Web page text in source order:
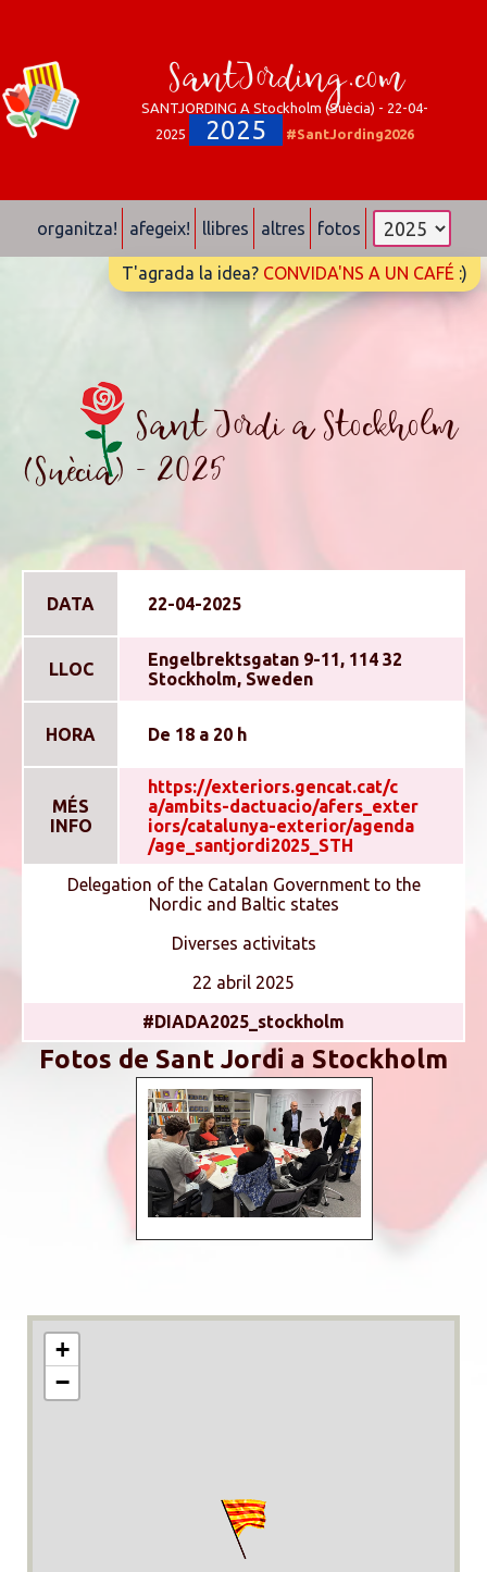
SantJording.com
SANTJORDING A Stockholm (Suècia) - 22-04-
2025
2025 #SantJording2026
organitza! afegeix! llibres altres fotos
T'agrada la idea? CONVIDA'NS A UN CAFÉ :)
Sant Jordi a Stockholm
(Suècia) - 2025
DATA 22-04-2025
LLOC
Engelbrektsgatan 9-11, 114 32
Stockholm, Sweden
HORA De 18 a 20 h
MÉS
INFO
https://exteriors.gencat.cat/c
a/ambits-dactuacio/afers_exter
iors/catalunya-exterior/agenda
/age_santjordi2025_STH
Delegation of the Catalan Government to the
Nordic and Baltic states
Diverses activitats
22 abril 2025
#DIADA2025_stockholm
Fotos de Sant Jordi a Stockholm
+
−